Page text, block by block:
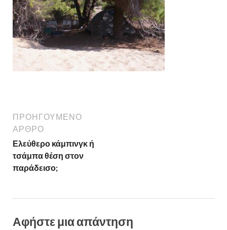
ΠΡΟΗΓΟΎΜΕΝΟ
ΆΡΘΡΟ
Ελεύθερο κάμπινγκ ή
τσάμπα θέση στον
παράδεισο;
Αφήστε μια απάντηση